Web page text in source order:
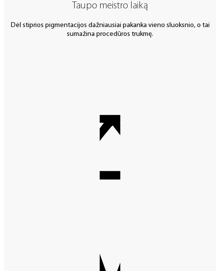
Taupo meistro laiką
Dėl stiprios pigmentacijos dažniausiai pakanka vieno sluoksnio, o tai
sumažina procedūros trukmę.